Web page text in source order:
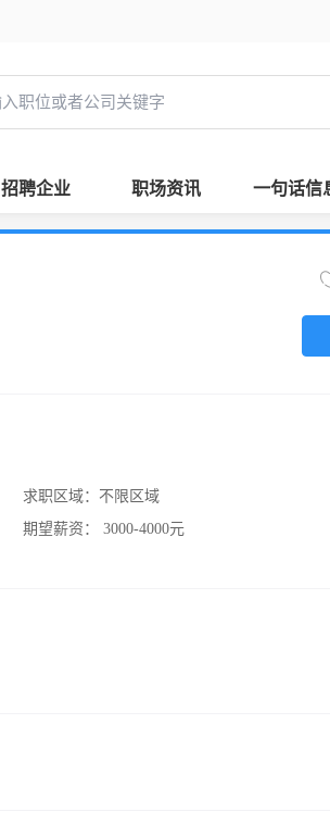
招聘企业 职场资讯 一句话信
求职区域： 不限区域
期望薪资：
3000-4000元